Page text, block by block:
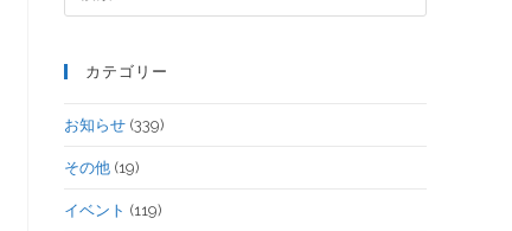
カテゴリー
お知らせ (339)
その他 (19)
イベント (119)